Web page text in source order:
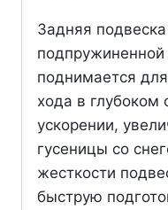
Задняя
подпружиненной
поднимается
хода в глубоком
ускорении,
гусеницы со
жесткости
быструю